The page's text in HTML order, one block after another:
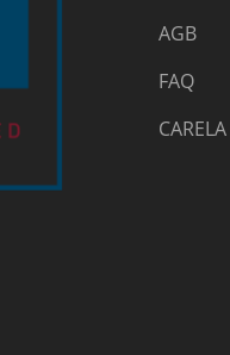
AGB
FAQ